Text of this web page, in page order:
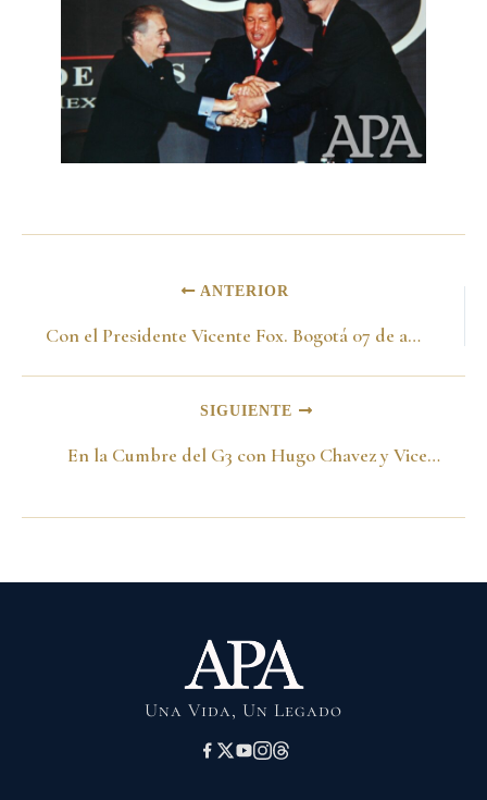
ANTERIOR
Con el Presidente Vicente Fox. Bogotá 07 de abril del 2001
SIGUIENTE
En la Cumbre del G3 con Hugo Chavez y Vicente Fox. Venezuela 08 de Abril del 2001
Una Vida, Un Legado